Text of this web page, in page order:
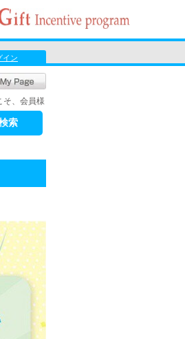
イン
そ、会員様
索